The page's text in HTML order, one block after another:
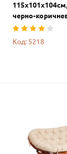
черно-
Код: 5218